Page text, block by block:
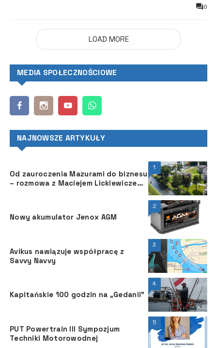
0
LOAD MORE
MEDIA SPOŁECZNOŚCIOWE
NAJNOWSZE ARTYKUŁY
1
Od zauroczenia Mazurami do biznesu
– rozmowa z Maciejem Lickiewiczem
2
Nowy akumulator Jenox AGM
3
Avikus nawiązuje współpracę z
Savvy Navvy
4
Kapitańskie 100 godzin na „Gedanii”
5
PUT Powertrain III Sympozjum
Techniki Motorowodnej